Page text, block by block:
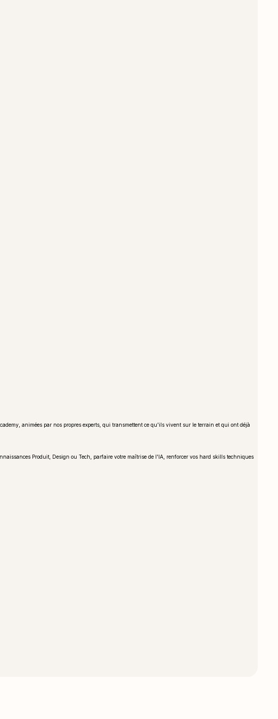
animées par nos propres experts, qui transmettent ce qu'ils vivent sur le terrain et qui ont déjà
Produit, Design ou Tech, parfaire votre maîtrise de l'IA, renforcer vos hard skills techniques